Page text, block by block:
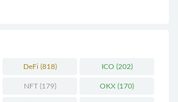
DeFi (818) ICO (202)
NFT(179) OKX (170)